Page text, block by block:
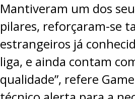
Mantiveram um dos
pilares, reforçaram-se
estrangeiros já
liga, e ainda contam
qualidade”, refere